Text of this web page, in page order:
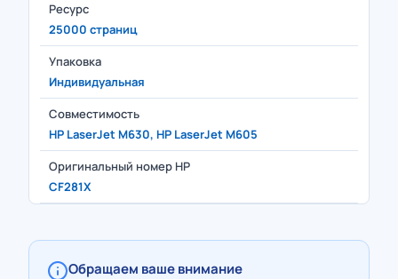
Ресурс
25000 страниц
Упаковка
Индивидуальная
Совместимость
HP LaserJet M630, HP LaserJet M605
Оригинальный номер HP
CF281X
Обращаем ваше внимание